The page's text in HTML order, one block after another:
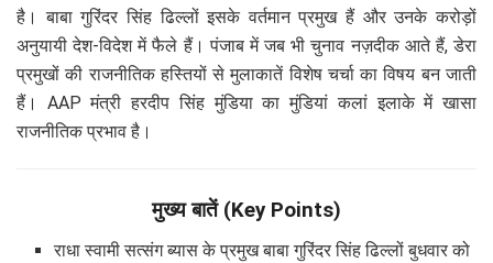
है। बाबा गुरिंदर सिंह ढिल्लों इसके वर्तमान प्रमुख हैं और उनके करोड़ों
अनुयायी देश-विदेश में फैले हैं। पंजाब में जब भी चुनाव नज़दीक आते हैं, डेरा
प्रमुखों की राजनीतिक हस्तियों से मुलाकातें विशेष चर्चा का विषय बन जाती
हैं। AAP मंत्री हरदीप सिंह मुंडिया का मुंडियां कलां इलाके में खासा
राजनीतिक प्रभाव है।
मुख्य बातें (Key Points)
राधा स्वामी सत्संग ब्यास के प्रमुख बाबा गुरिंदर सिंह ढिल्लों बुधवार को